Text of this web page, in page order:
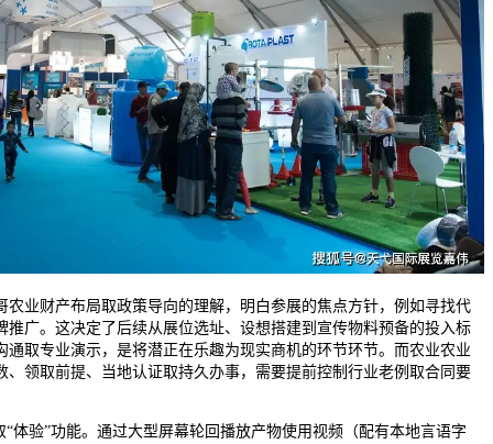
财产布局取政策导向的理解，明白参展的焦点方针，例如寻找代
推广。这决定了后续从展位选址、设想搭建到宣传物料预备的投入标
通取专业演示，是将潜正在乐趣为现实商机的环节环节。而农业农业
、领取前提、当地认证取持久办事，需要提前控制行业老例取合同要
验”功能。通过大型屏幕轮回播放产物使用视频（配有本地言语字